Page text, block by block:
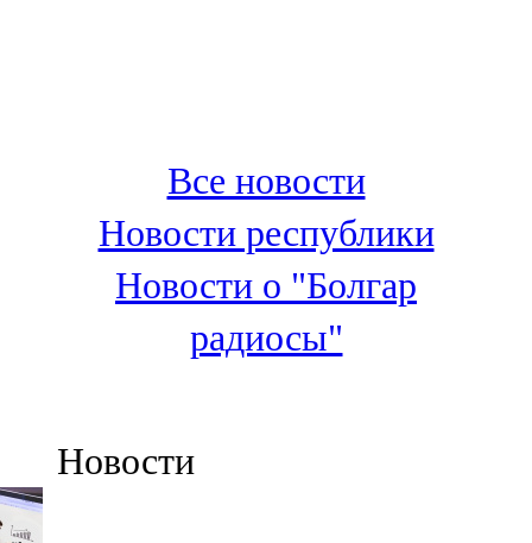
100,3 FM
Зәй
106,6 FM
Кадыбаш
105,2 FM
91,5 FM
Все новости
Новости республики
Новости о "Болгар
радиосы"
Новости